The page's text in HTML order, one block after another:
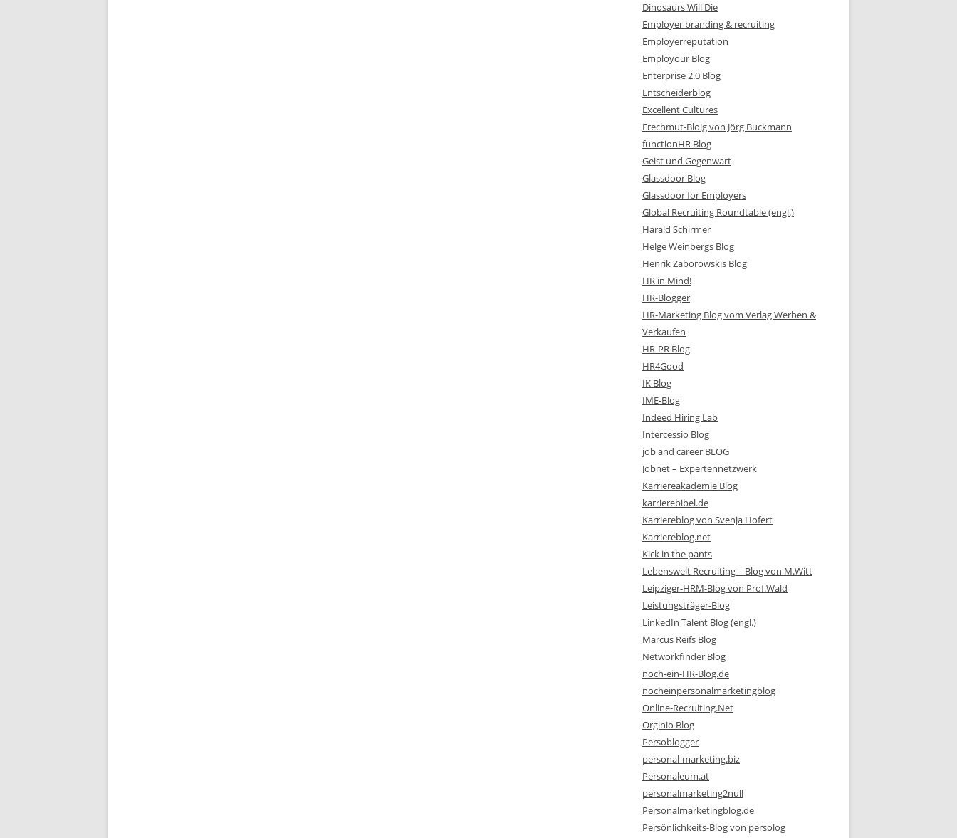
Dinosaurs Will Die
Employer branding & recruiting
Employerreputation
Employour Blog
Enterprise 2.0 Blog
Entscheiderblog
Excellent Cultures
Frechmut-Bloig von Jörg Buckmann
functionHR Blog
Geist und Gegenwart
Glassdoor Blog
Glassdoor for Employers
Global Recruiting Roundtable (engl.)
Harald Schirmer
Helge Weinbergs Blog
Henrik Zaborowskis Blog
HR in Mind!
HR-Blogger
HR-Marketing Blog vom Verlag Werben &
Verkaufen
HR-PR Blog
HR4Good
IK Blog
IME-Blog
Indeed Hiring Lab
Intercessio Blog
job and career BLOG
Jobnet – Expertennetzwerk
Karriereakademie Blog
karrierebibel.de
Karriereblog von Svenja Hofert
Karriereblog.net
Kick in the pants
Lebenswelt Recruiting – Blog von M.Witt
Leipziger-HRM-Blog von Prof.Wald
Leistungsträger-Blog
LinkedIn Talent Blog (engl.)
Marcus Reifs Blog
Networkfinder Blog
noch-ein-HR-Blog.de
nocheinpersonalmarketingblog
Online-Recruiting.Net
Orginio Blog
Persoblogger
personal-marketing.biz
Personaleum.at
personalmarketing2null
Personalmarketingblog.de
Persönlichkeits-Blog von persolog